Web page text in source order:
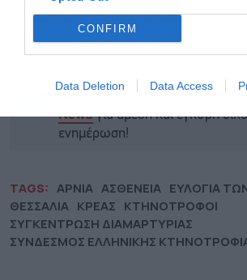
CONFIRM
Data Deletion Data Access
Eυλογιά αιγοπροβάτων: Το
κίνδυνος lockdown και τα τρία
Ακολουθήστε το
Newsγια άμεση και έγκυρη
ενημέρωση!
TAGS: ΑΡΝΙΑ ΑΣΘΕΝΕΙΑ ΕΥΛΟΓΙΑ
ΘΕΣΣΑΛΙΑ ΚΡΕΑΣ ΚΤΗΝΟΤΡΟΦΟΙ
ΣΥΓΚΕΝΤΡΩΣΗ ΔΙΑΜΑΡΤΥΡΙΑΣ
ΣΥΝΔΕΣΜΟΣ ΕΛΛΗΝΙΚΗΣ